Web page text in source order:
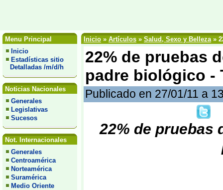
Menu Principal
Inicio
Estadísticas sitio
Detalladas /m/d/h
Noticias Nacionales
Generales
Legislativas
Sucesos
Not. Internacionales
Generales
Centroamérica
Norteamérica
Suramérica
Medio Oriente
Inicio » Artículos » Salud, Sexo y Belleza»
22% de pruebas
padre biológico -
Publicado en 27/01/11 a
22% de pruebas